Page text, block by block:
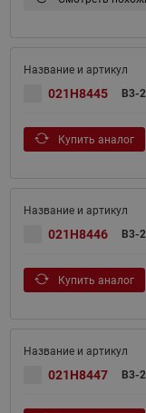
021H8445 B3-
Купить аналог
021H8446 B3-
Купить аналог
021H8447 B3-